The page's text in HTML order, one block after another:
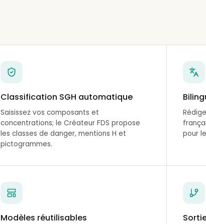
Classification SGH automatique
Saisissez vos composants et
concentrations; le Créateur FDS propose
les classes de danger, mentions H et
pictogrammes.
pour
Modèles réutilisables